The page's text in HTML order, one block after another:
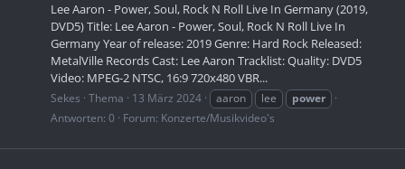
Lee Aaron - Power, Soul, Rock N Roll Live In Germany (2019,
DVD5) Title: Lee Aaron - Power, Soul, Rock N Roll Live In
Germany Year of release: 2019 Genre: Hard Rock Released:
MetalVille Records Cast: Lee Aaron Tracklist: Quality: DVD5
Video: MPEG-2 NTSC, 16:9 720x480 VBR...
Sekes Thema 13 März 2024 aaron lee
power
Antworten: 0
Forum: Konzerte/Musikvideo's